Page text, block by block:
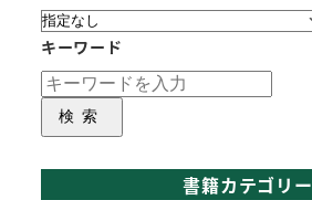
キーワード
検索
書籍カテゴリー